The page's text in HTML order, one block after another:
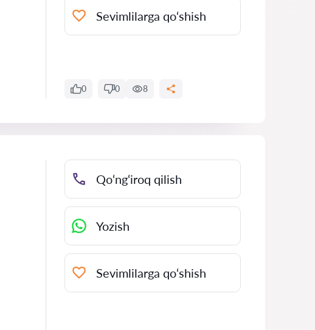
Sevimlilarga qo‘shish
0 0 8
Qo‘ng‘iroq qilish
Yozish
Sevimlilarga qo‘shish